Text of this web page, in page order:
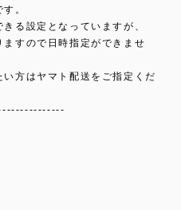
。
る設定となっていますが、
すので日時指定ができませ
方はヤマト配送をご指定くだ